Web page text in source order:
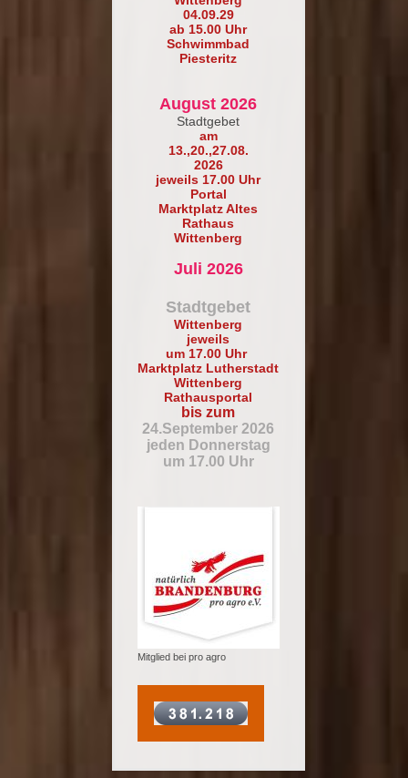
04.09.29
ab 15.00 Uhr
Schwimmbad
Piesteritz
August 2026
Stadtgebet
am
13.,20.,27.08.
2026
jeweils 17.00 Uhr
Portal
Marktplatz Altes
Rathaus
Wittenberg
Juli 2026
Stadtgebet
Wittenberg
jeweils
um 17.00 Uhr
Marktplatz Lutherstadt
Wittenberg
Rathausportal
bis zum
24.September 2026
jeden Donnerstag
um 17.00 Uhr
Mitglied bei pro agro